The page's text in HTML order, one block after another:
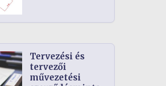
Tervezési és
tervezői
művezetési